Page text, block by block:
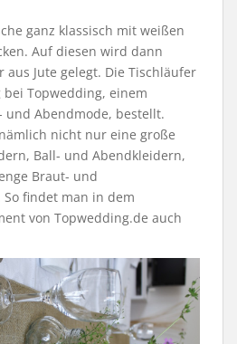
ganz klassisch mit weißen
Auf diesen wird dann
aus Jute gelegt. Die Tischläufer
Topwedding, einem
Abendmode, bestellt.
nicht nur eine große
Ball- und Abendkleidern,
Braut- und
So findet man in dem
von Topwedding.de auch